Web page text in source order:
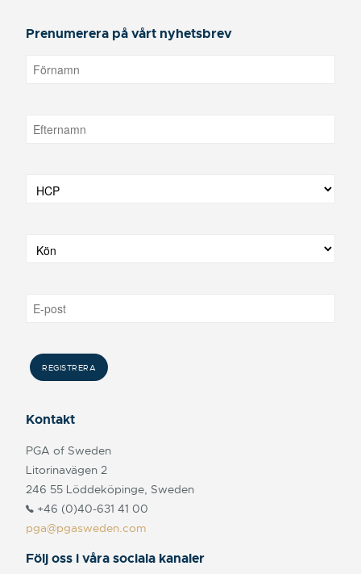
Prenumerera på vårt nyhetsbrev
Kontakt
PGA of Sweden
Litorinavägen 2
246 55 Löddeköpinge, Sweden
+46 (0)40-631 41 00
pga@pgasweden.com
Följ oss i våra sociala kanaler